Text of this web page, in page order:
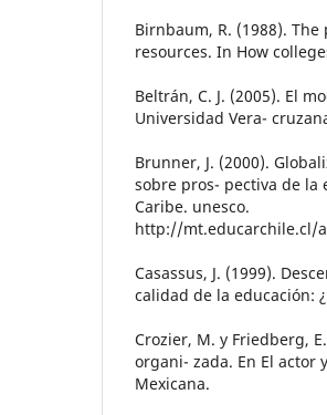
Birnbaum, R. (1988).
resources. In How
Beltrán, C. J. (2005). El
Universidad Vera-
Brunner, J. (2000).
sobre pros- pectiva de la
Caribe. unesco.
http://mt.educarchile.cl/
Casassus, J. (1999).
calidad de la educación:
Crozier, M. y Friedberg,
organi- zada. En El actor
Mexicana.